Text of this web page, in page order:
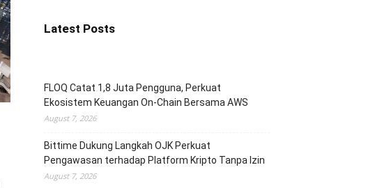
Latest Posts
FLOQ Catat 1,8 Juta Pengguna, Perkuat
Ekosistem Keuangan On-Chain Bersama AWS
August 7, 2026
Bittime Dukung Langkah OJK Perkuat
Pengawasan terhadap Platform Kripto Tanpa Izin
August 7, 2026